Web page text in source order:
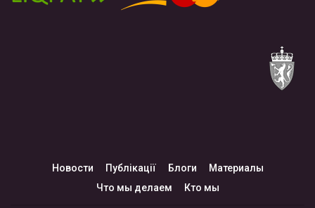
Новости Публікації Блоги
Материалы
Что мы делаем
Кто мы